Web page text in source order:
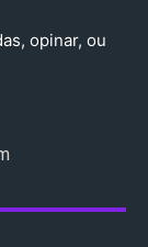
opinar, ou